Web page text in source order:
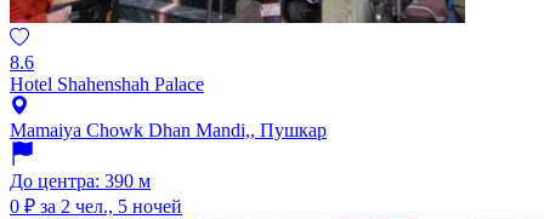
8.6
Hotel Shahenshah Palace
Mamaiya Chowk Dhan Mandi,, Пушкар
До центра: 390 м
0 ₽ за 2 чел., 5 ночей